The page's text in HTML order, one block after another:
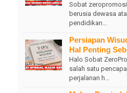
Sobat
berusia dewasa
pendidikan…
Persiapan
Hal Penting
Halo Sobat
salah satu
perjalanan h…